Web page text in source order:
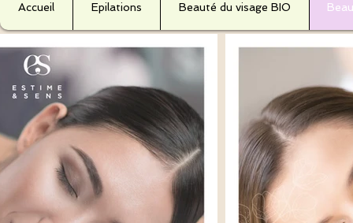
Accueil Epilations Beauté du visage BIO